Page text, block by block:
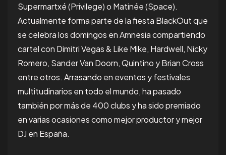
Supermartxé (Privilege) o Matinée (Space).
Actualmente forma parte de la fiesta BlackOut que
se celebra los domingos en Amnesia compartiendo
cartel con Dimitri Vegas & Like Mike, Hardwell, Nicky
Romero, Sander Van Doorn, Quintino y Brian Cross
entre otros. Arrasando en eventos y festivales
multitudinarios en todo el mundo, ha pasado
también por más de 400 clubs y ha sido premiado
en varias ocasiones como mejor productor y mejor
DJ en España.